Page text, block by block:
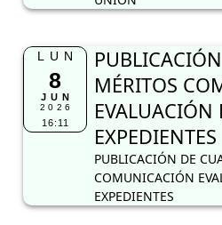
PUBLICACIÓN DE
VIE
5
ETAPA
EXPEDIENTES